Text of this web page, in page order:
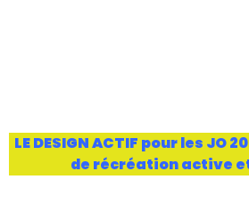
LE DESIGN ACTIF pour les JO
de récréation active